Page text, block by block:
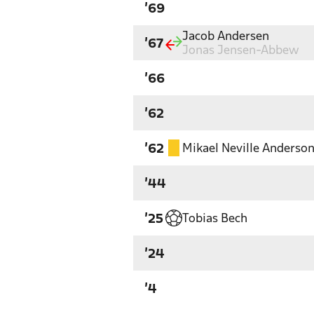
'69
'67
Jacob Andersen
Jonas Jensen-Abbew
'66
'62
'62 Mikael Neville Anderson
'44
'25 Tobias Bech
'24
'4